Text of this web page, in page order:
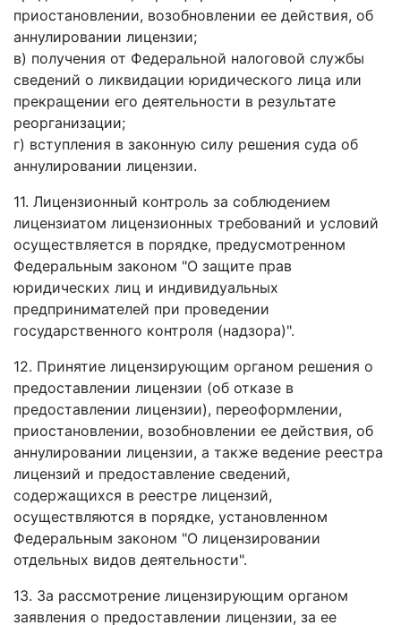
приостановлении, возобновлении ее действия, об
аннулировании лицензии;
в) получения от Федеральной налоговой службы
сведений о ликвидации юридического лица или
прекращении его деятельности в результате
реорганизации;
г) вступления в законную силу решения суда об
аннулировании лицензии.
11. Лицензионный контроль за соблюдением
лицензиатом лицензионных требований и условий
осуществляется в порядке, предусмотренном
Федеральным законом "О защите прав
юридических лиц и индивидуальных
предпринимателей при проведении
государственного контроля (надзора)".
12. Принятие лицензирующим органом решения о
предоставлении лицензии (об отказе в
предоставлении лицензии), переоформлении,
приостановлении, возобновлении ее действия, об
аннулировании лицензии, а также ведение реестра
лицензий и предоставление сведений,
содержащихся в реестре лицензий,
осуществляются в порядке, установленном
Федеральным законом "О лицензировании
отдельных видов деятельности".
13. За рассмотрение лицензирующим органом
заявления о предоставлении лицензии, за ее